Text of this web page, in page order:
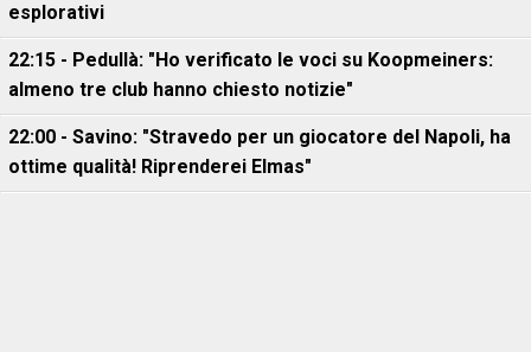
esplorativi
22:15 - Pedullà: "Ho verificato le voci su Koopmeiners:
almeno tre club hanno chiesto notizie"
22:00 - Savino: "Stravedo per un giocatore del Napoli, ha
ottime qualità! Riprenderei Elmas"